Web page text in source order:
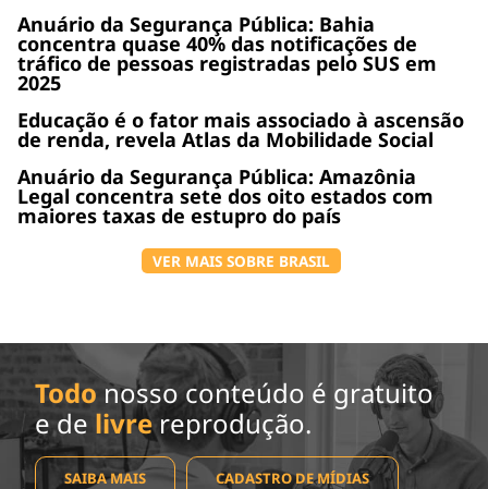
Anuário da Segurança Pública: Bahia
concentra quase 40% das notificações de
tráfico de pessoas registradas pelo SUS em
2025
Educação é o fator mais associado à ascensão
de renda, revela Atlas da Mobilidade Social
Anuário da Segurança Pública: Amazônia
Legal concentra sete dos oito estados com
maiores taxas de estupro do país
VER MAIS SOBRE BRASIL
Todo nosso conteúdo é gratuito
e de livrereprodução.
SAIBA MAIS CADASTRO DE MÍDIAS